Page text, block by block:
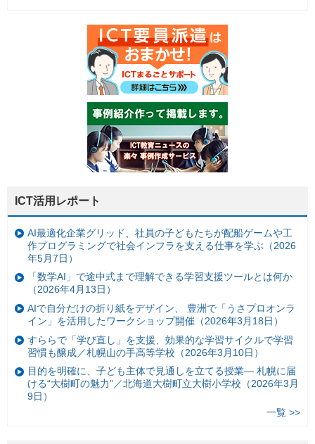
ICT活用レポート
AI最適化企業グリッド、社員の子どもたちが配船ゲームや工
作プログラミングで社会インフラを支える仕事を学ぶ（2026
年5月7日）
「数学AI」で途中式まで理解できる学習支援ツールとは何か
（2026年4月13日）
AIで自分だけの折り紙をデザイン、 豊洲で「うさプロオンラ
イン」を活用したワークショップ開催（2026年3月18日）
すららで「学び直し」を支援、効果的な学習サイクルで学習
習慣も醸成／札幌山の手高等学校（2026年3月10日）
目的を明確に、子ども主体で見通しを立てる授業— 札幌に届
ける“大樹町の魅力”／北海道大樹町立大樹小学校（2026年3月
9日）
一覧 >>